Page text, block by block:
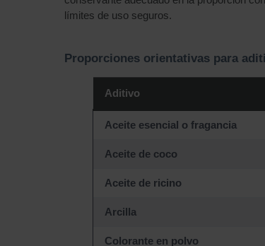
límites de uso seguros.
Proporciones orientativas para
Aditivo
Aceite esencial o fragancia
Aceite de coco
Aceite de ricino
Arcilla
Colorante en polvo